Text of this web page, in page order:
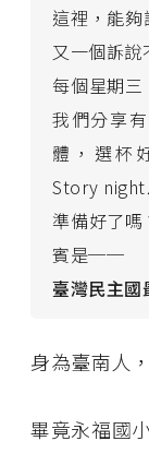
這裡，能
又一個訴說
每個星期
我們分享
體，選杯
Story
準備好了
賓是──
臺灣民主國
身為臺南人
畢竟永福國